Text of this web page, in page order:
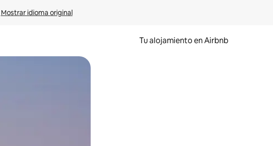
Mostrar idioma original
Tu alojamiento en Airbnb